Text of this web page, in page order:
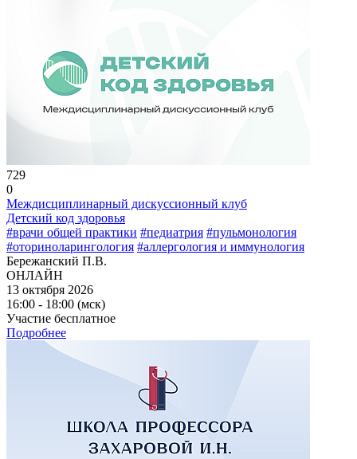
729
0
Междисциплинарный дискуссионный клуб
Детский код здоровья
#врачи общей практики #педиатрия #пульмонология
#оториноларингология #аллергология и иммунология
Бережанский П.В.
ОНЛАЙН
13 октября 2026
16:00 - 18:00 (мск)
Участие бесплатное
Подробнее